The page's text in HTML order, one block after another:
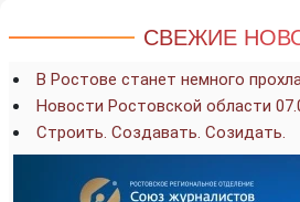
СВЕЖИЕ
В Ростове станет немного
Новости Ростовской области
Строить. Создавать. Созидать.